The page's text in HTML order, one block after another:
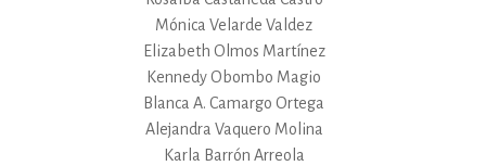
Mónica Velarde Valdez
Elizabeth Olmos Martínez
Kennedy Obombo Magio
Blanca A. Camargo Ortega
Alejandra Vaquero Molina
Karla Barrón Arreola